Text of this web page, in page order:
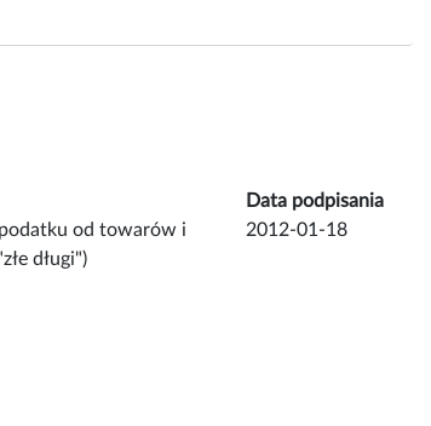
Data podpisania
od towarów i
długi")
2012-01-18